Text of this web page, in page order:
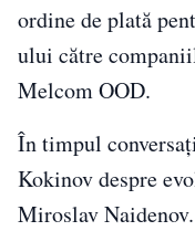
ordine de plată
ului către
Melcom OOD.
În timpul
Kokinov despre
Miroslav